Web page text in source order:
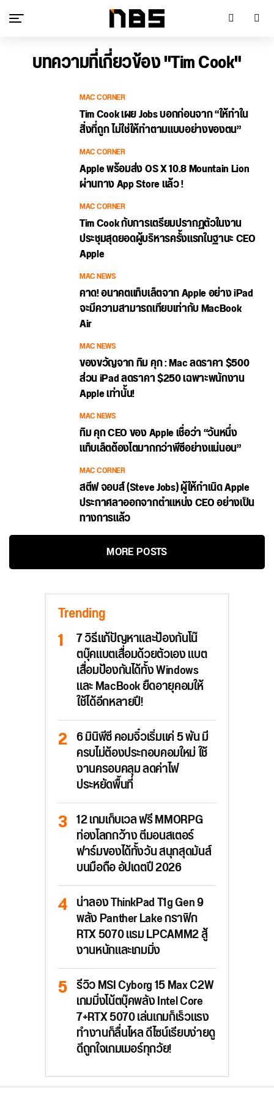
บทความที่เกี่ยวข้อง "Tim Cook"
MAC CORNER
Tim Cook เผย Jobs บอกก่อนจาก “ให้ทำใน
สิ่งที่ถูก ไม่ใช่ให้ทำตามแบบอย่างของตน”
MAC CORNER
Apple พร้อมส่ง OS X 10.8 Mountain Lion
ผ่านทาง App Store แล้ว !
MAC CORNER
Tim Cook กับการเตรียมปรากฏตัวในงาน
ประชุมสุดยอดผู้บริหารครั้งแรกในฐานะ CEO
Apple
MAC NEWS
คาด! อนาคตแท็บเล็ตจาก Apple อย่าง iPad
จะมีความสามารถเทียบเท่ากับ MacBook
Air
MAC NEWS
ของขวัญจาก ทิม คุก : Mac ลดราคา $500
ส่วน iPad ลดราคา $250 เฉพาะพนักงาน
Apple เท่านั้น!
MAC NEWS
ทิม คุก CEO ของ Apple เชื่อว่า “วันหนึ่ง
แท็บเล็ตต้องโตมากกว่าพีซีอย่างแน่นอน”
MAC CORNER
สตีฟ จอบส์ (Steve Jobs) ผู้ให้กำเนิด Apple
ประกาศลาออกจากตำแหน่ง CEO อย่างเป็น
ทางการแล้ว
MORE POSTS
Trending
7 วิธีแก้ปัญหาและป้องกันโน๊
ตบุ๊คแบตเสื่อมด้วยตัวเอง แบต
เสื่อมป้องกันได้ทั้ง Windows
และ MacBook ยืดอายุคอมให้
ใช้ได้อีกหลายปี!
6 มินิพีซี คอมจิ๋วเริ่มแค่ 5 พัน มี
ครบไม่ต้องประกอบคอมใหม่ ใช้
งานครอบคลุม ลดค่าไฟ
ประหยัดพื้นที่
12 เกมเก็บเวล ฟรี MMORPG
ท่องโลกกว้าง ตีมอนสเตอร์
ฟาร์มของได้ทั้งวัน สนุกสุดมันส์
บนมือถือ อัปเดตปี 2026
น่าลอง ThinkPad T1g Gen 9
พลัง Panther Lake กราฟิก
RTX 5070 แรม LPCAMM2 สู้
งานหนักและเกมมิ่ง
รีวิว MSI Cyborg 15 Max C2W
เกมมิ่งโน้ตบุ๊คพลัง Intel Core
7+RTX 5070 เล่นเกมก็เร็วแรง
ทำงานก็ลื่นไหล ดีไซน์เรียบง่ายดู
ดีถูกใจเกมเมอร์ทุกวัย!